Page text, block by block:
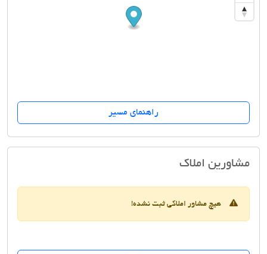
راهنمای مسیر
مشاورین املاکاملاک محمد
هیچ مشاور املاکی ثبت نشده!